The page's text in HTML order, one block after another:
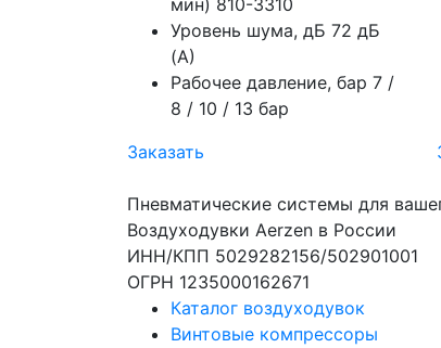
мин) 810-3310
Уровень шума, дБ 72 дБ
(А)
Рабочее давление, бар 7 /
8 / 10 / 13 бар
Заказать
Пневматические системы для
Воздуходувки Aerzen в России
ИНН/КПП 5029282156/502901001
ОГРН 1235000162671
Каталог воздуходувок
Винтовые компрессоры